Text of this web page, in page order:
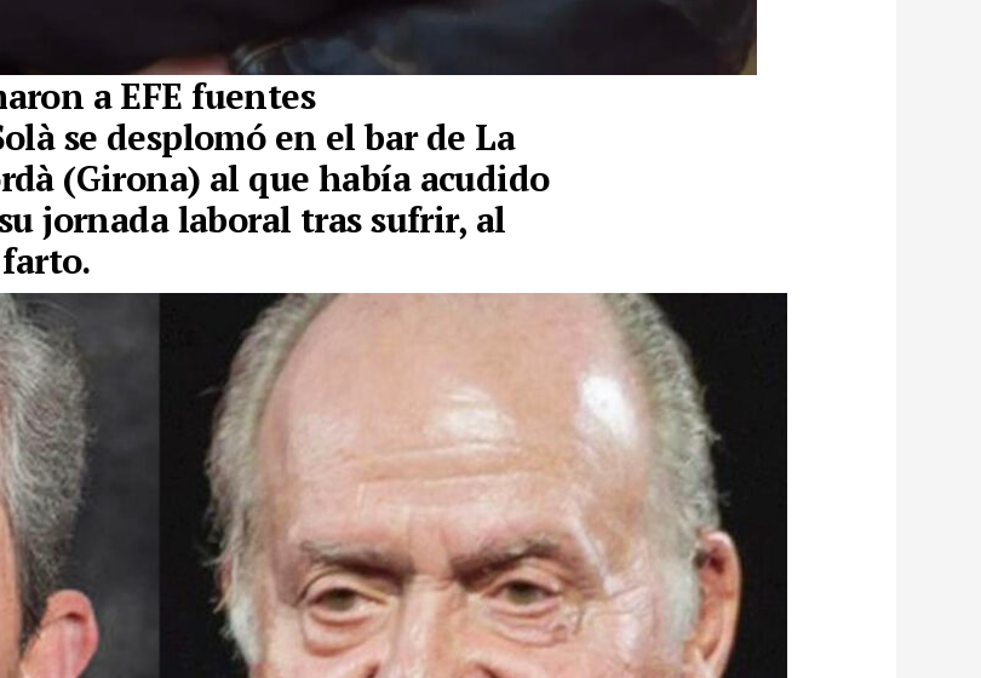
a EFE fuentes
se desplomó en el bar de La
(Girona) al que había acudido
jornada laboral tras sufrir, al